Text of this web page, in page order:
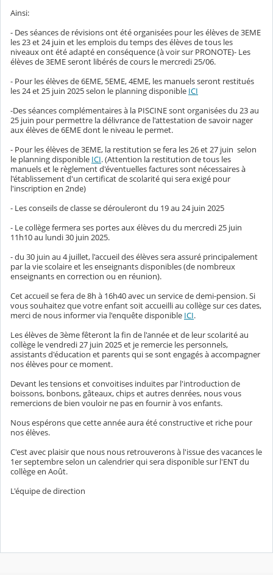
Ainsi:
- Des séances de révisions ont été organisées pour les élèves de 3EME
les 23 et 24 juin et les emplois du temps des élèves de tous les
niveaux ont été adapté en conséquence (à voir sur PRONOTE)- Les
élèves de 3EME seront libérés de cours le mercredi 25/06.
- Pour les élèves de 6EME, 5EME, 4EME, les manuels seront restitués
les 24 et 25 juin 2025 selon le planning disponible ICI
-Des séances complémentaires à la PISCINE sont organisées du 23 au
25 juin pour permettre la délivrance de l'attestation de savoir nager
aux élèves de 6EME dont le niveau le permet.
- Pour les élèves de 3EME, la restitution se fera les 26 et 27 juin selon
le planning disponible ICI. (Attention la restitution de tous les
manuels et le règlement d'éventuelles factures sont nécessaires à
l'établissement d'un certificat de scolarité qui sera exigé pour
l'inscription en 2nde)
- Les conseils de classe se dérouleront du 19 au 24 juin 2025
- Le collège fermera ses portes aux élèves du du mercredi 25 juin
11h10 au lundi 30 juin 2025.
- du 30 juin au 4 juillet, l'accueil des élèves sera assuré principalement
par la vie scolaire et les enseignants disponibles (de nombreux
enseignants en correction ou en réunion).
Cet accueil se fera de 8h à 16h40 avec un service de demi-pension. Si
vous souhaitez que votre enfant soit accueilli au collège sur ces dates,
merci de nous informer via l'enquête disponible ICI.
Les élèves de 3ème fêteront la fin de l'année et de leur scolarité au
collège le vendredi 27 juin 2025 et je remercie les personnels,
assistants d'éducation et parents qui se sont engagés à accompagner
nos élèves pour ce moment.
Devant les tensions et convoitises induites par l'introduction de
boissons, bonbons, gâteaux, chips et autres denrées, nous vous
remercions de bien vouloir ne pas en fournir à vos enfants.
Nous espérons que cette année aura été constructive et riche pour
nos élèves.
C'est avec plaisir que nous nous retrouverons à l'issue des vacances le
1er septembre selon un calendrier qui sera disponible sur l'ENT du
collège en Août.
L'équipe de direction